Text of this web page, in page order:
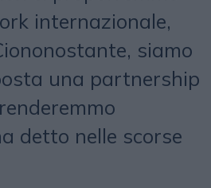
internazionale,
siamo
una partnership
detto nelle scorse